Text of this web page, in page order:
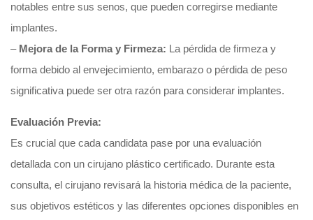
notables entre sus senos, que pueden corregirse mediante
implantes.
– Mejora de la Forma y Firmeza: La pérdida de firmeza y
forma debido al envejecimiento, embarazo o pérdida de peso
significativa puede ser otra razón para considerar implantes.
Evaluación Previa:
Es crucial que cada candidata pase por una evaluación
detallada con un cirujano plástico certificado. Durante esta
consulta, el cirujano revisará la historia médica de la paciente,
sus objetivos estéticos y las diferentes opciones disponibles en